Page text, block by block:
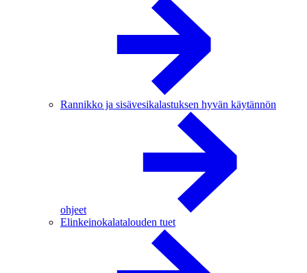
Rannikko ja sisävesikalastuksen hyvän käytännön
ohjeet
Elinkeinokalatalouden tuet